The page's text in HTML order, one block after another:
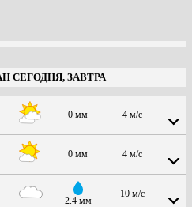
СЕГОДНЯ, ЗАВТРА
0 мм 4 м/с
0 мм 4 м/с
2.4 мм
10 м/с